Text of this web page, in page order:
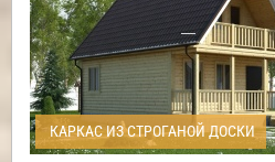
КАРКАС ИЗ СТРОГАНОЙ ДОСКИ